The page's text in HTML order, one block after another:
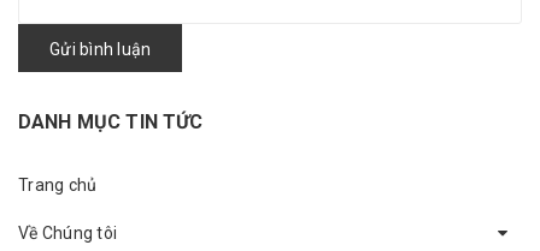
Gửi bình luận
DANH MỤC TIN TỨC
Trang chủ
Về Chúng tôi